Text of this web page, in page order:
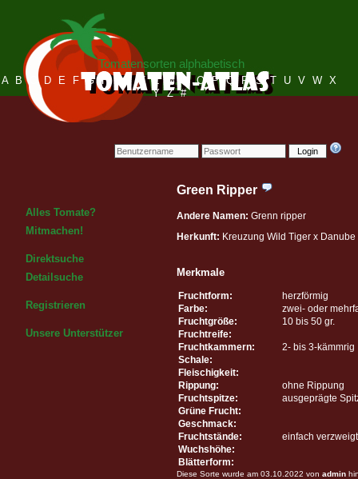
Login
Tomatensorten alphabetisch
A B C D E F G H I J K L M N O P Q R S T U V W X
Y Z #
Alles Tomate?
Mitmachen!
Direktsuche
Detailsuche
Registrieren
Unsere Unterstützer
Green Ripper
Andere Namen: Grenn ripper
Herkunft: Kreuzung Wild Tiger x Danube
Merkmale
Fruchtform:
herzförmig
Farbe:
zwei- oder
Fruchtgröße:
10 bis 50 gr.
Fruchtreife:
Fruchtkammern:
2- bis 3-kämmrig
Schale:
Fleischigkeit:
Rippung:
ohne Rippung
Fruchtspitze:
ausgeprägte
Grüne Frucht:
Geschmack:
Fruchtstände:
einfach verzweigt
Wuchshöhe:
Blätterform:
Diese Sorte wurde am 03.10.2022 von admin